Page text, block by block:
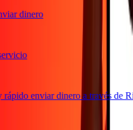
dinero
enviar dinero a través de Ria